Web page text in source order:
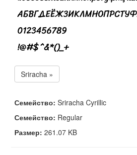
Sriracha »
Семейство: Sriracha Cyrillic
Семейство: Regular
Размер: 261.07 KB